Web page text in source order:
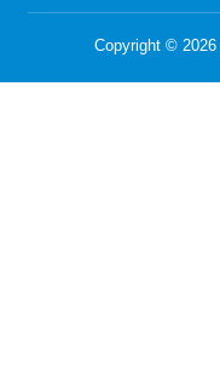
Copyright © 2026